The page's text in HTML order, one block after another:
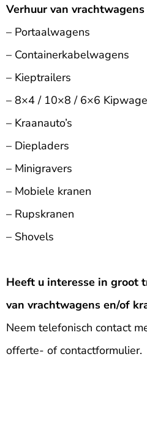
Verhuur van vrachtwagens
– Portaalwagens
– Containerkabelwagens
– Kieptrailers
– 8×4 / 10×8 / 6×6
– Kraanauto’s
– Diepladers
– Minigravers
– Mobiele kranen
– Rupskranen
– Shovels
Heeft u interesse in groot
van vrachtwagens en/of
Neem telefonisch contact
offerte- of contactformulier.